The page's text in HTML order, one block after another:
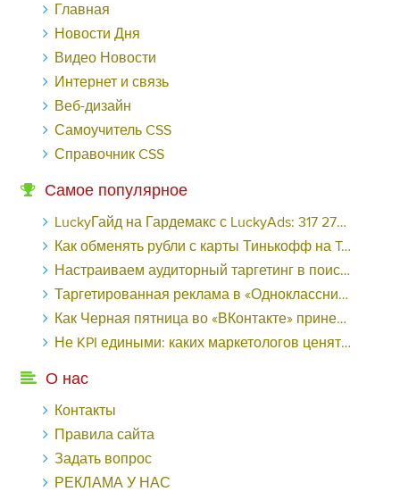
Главная
Новости Дня
Видео Новости
Интернет и связь
Веб-дизайн
Самоучитель CSS
Справочник CSS
Самое популярное
LuckyГайд на Гардемакс с LuckyAds: 317 279 рублей за 10 дней - «Надо знать»
Как обменять рубли с карты Тинькофф на Tether ERC20 (USDT)?
Настраиваем аудиторный таргетинг в поисковой кампании Google Ads - «Заработок»
Таргетированная реклама в «Одноклассниках»: как ее настроить и нужно ли - «Заработок»
Как Черная пятница во «ВКонтакте» принесла магазину подарков 221 продажу по цене 38 рублей - «Заработок»
Не KPI едиными: каких маркетологов ценят - «Заработок»
О нас
Контакты
Правила сайта
Задать вопрос
РЕКЛАМА У НАС